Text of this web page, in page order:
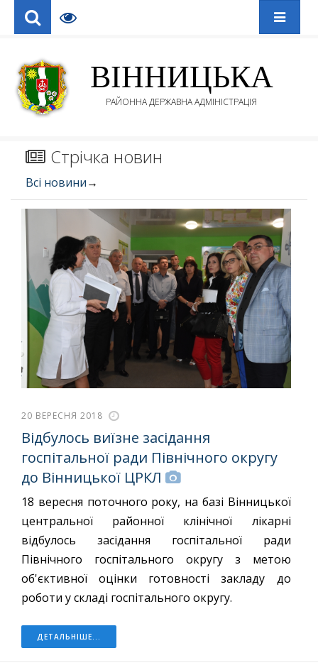
ВІННИЦЬКА
РАЙОННА ДЕРЖАВНА АДМІНІСТРАЦІЯ
Стрічка новин
Всі новини→
20 ВЕРЕСНЯ 2018
Відбулось виїзне засідання
госпітальної ради Північного округу
до Вінницької ЦРКЛ
18 вересня поточного року, на базі Вінницької
центральної районної клінічної лікарні
відбулось засідання госпітальної ради
Північного госпітального округу з метою
об'єктивної оцінки готовності закладу до
роботи у складі госпітального округу.
ДЕТАЛЬНІШЕ...